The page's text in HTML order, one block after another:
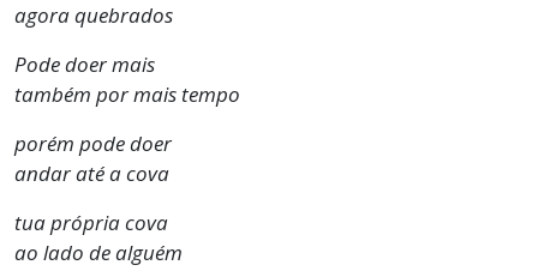
agora quebrados
Pode doer mais
também por mais tempo
porém pode doer
andar até a cova
tua própria cova
ao lado de alguém